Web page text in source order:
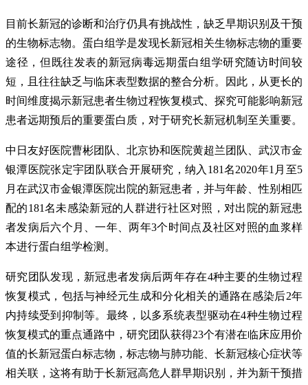
目前长新冠的诊断和治疗仍具有挑战性，缺乏早期识别及干预
的生物标志物。蛋白组学是发现长新冠相关生物标志物的重要
途径，但既往发表的新冠病毒远期蛋白组学研究随访时间较
短，且往往缺乏与临床表型数据的整合分析。因此，从更长的
时间维度揭示新冠患者生物过程恢复模式、探究可能影响新冠
患者远期预后的重要蛋白质，对于研究长新冠机制至关重要。
中日友好医院曹彬团队、北京协和医院黄超兰团队、武汉市金
银潭医院张定宇团队联合开展研究，纳入181名2020年1月至5
月在武汉市金银潭医院出院的新冠患者，并与年龄、性别相匹
配的181名未感染新冠的人群进行社区对照，对出院的新冠患
者发病后六个月、一年、两年3个时间点及社区对照的血浆样
本进行蛋白组学检测。
研究团队发现，新冠患者发病后两年存在4种主要的生物过程
恢复模式，包括与神经元生成和分化相关的通路在感染后2年
内持续受到抑制等。最终，以多系统表型驱动在4种生物过程
恢复模式的重点通路中，研究团队获得23个有潜在临床应用价
值的长新冠蛋白标志物，标志物与肺功能、长新冠核心症状等
相关联，这将有助于长新冠高危人群早期识别，并为新干预措